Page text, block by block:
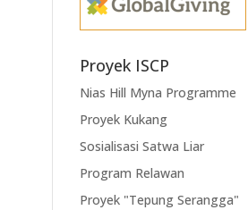
Proyek ISCP
Nias Hill Myna Programme
Proyek Kukang
Sosialisasi Satwa Liar
Program Relawan
Proyek "Tepung Serangga"